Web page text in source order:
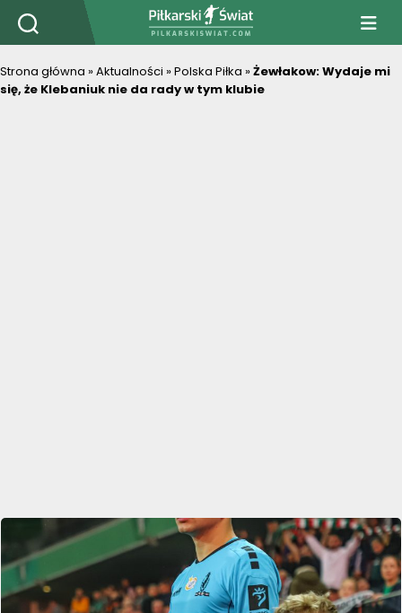
PiłkarskiSwiat.com
Strona główna »Aktualności »Polska Piłka »Żewłakow: Wydaje mi
się, że Klebaniuk nie da rady w tym klubie